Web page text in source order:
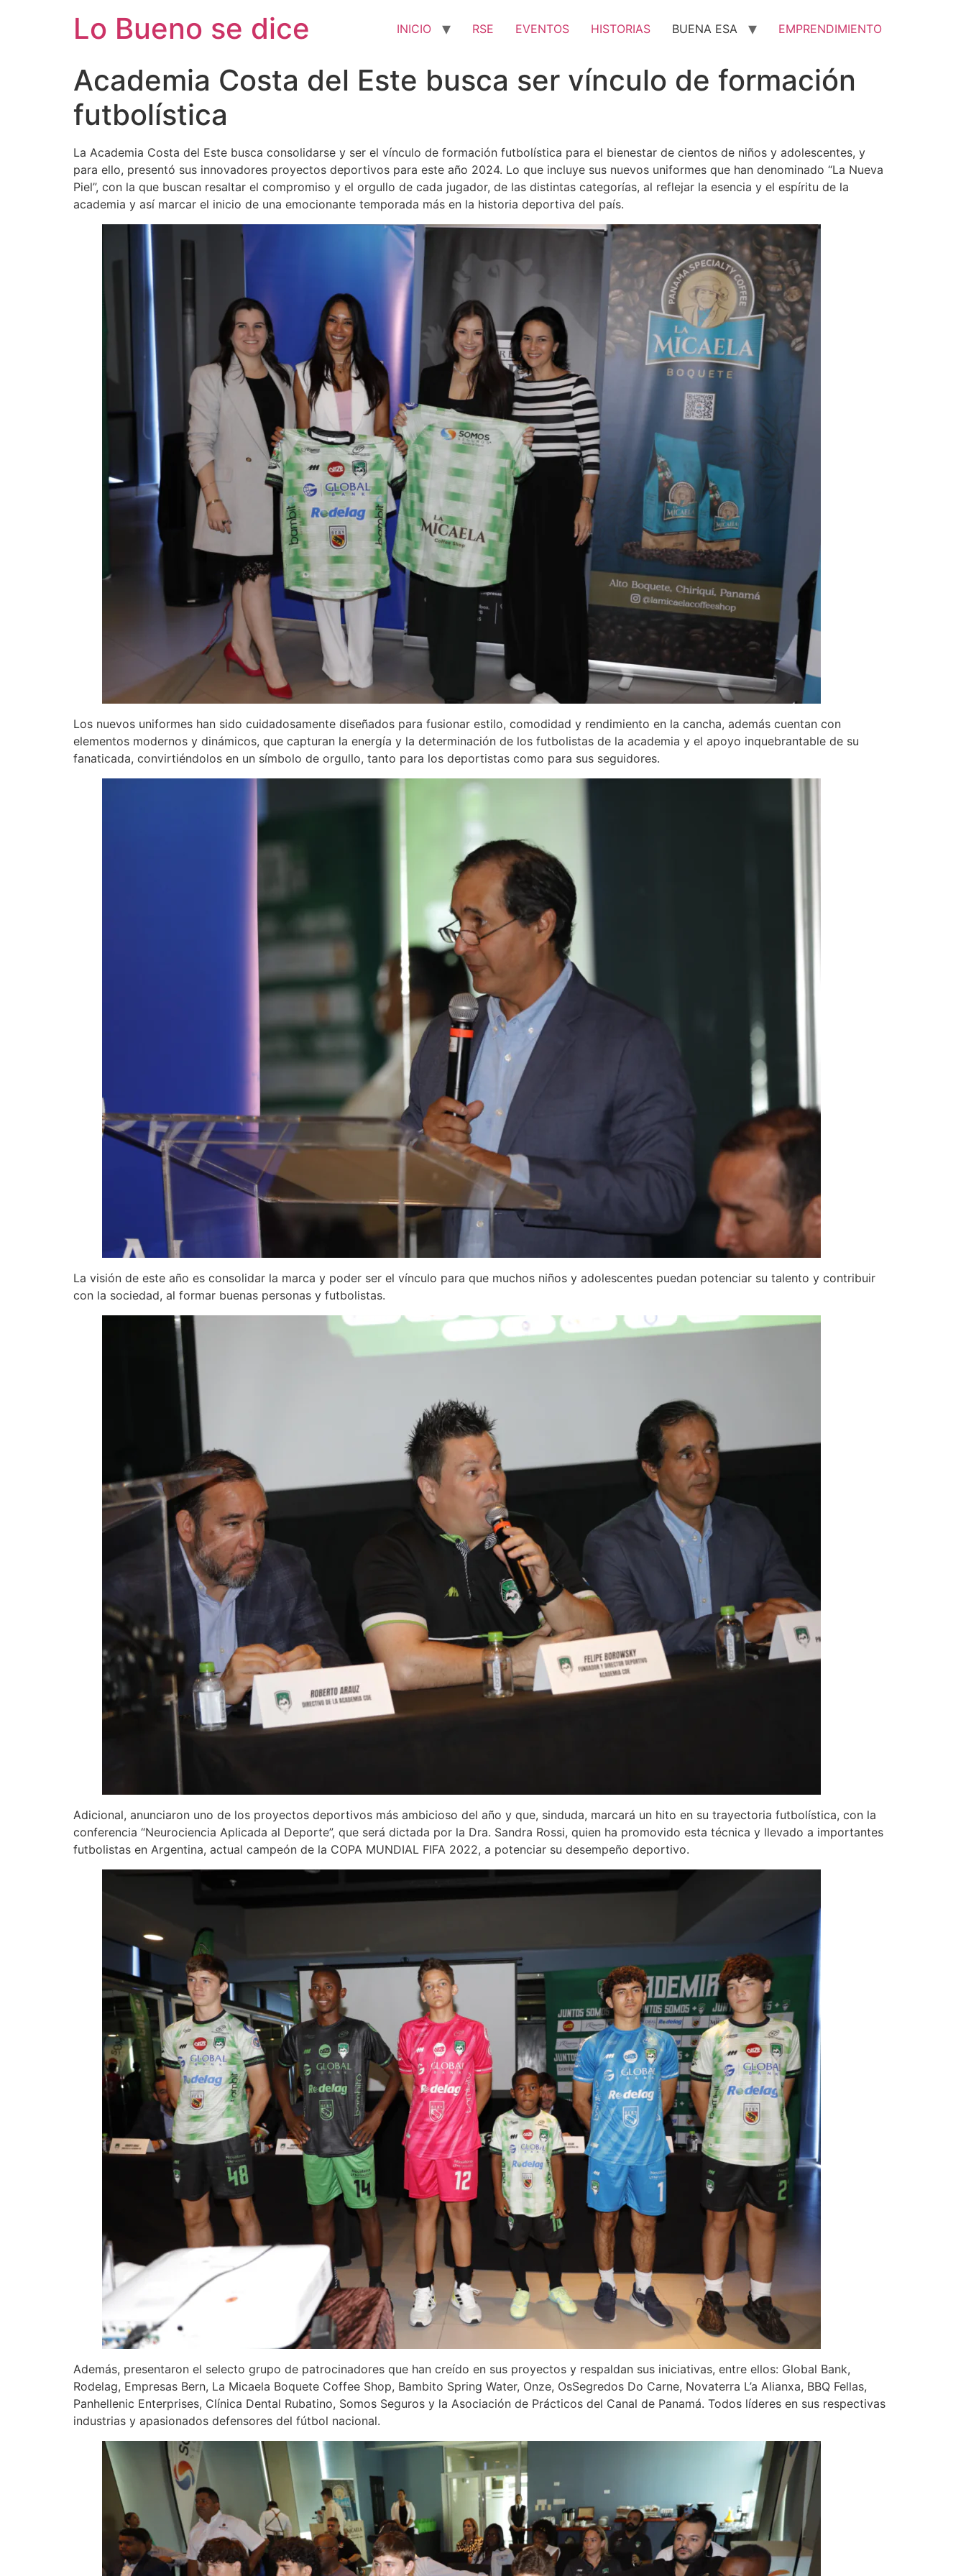
Lo Bueno se dice INICIO RSE EVENTOS HISTORIAS BUENA ESA EMPRENDIMIENTO
Academia Costa del Este busca ser vínculo de formación
futbolística
La Academia Costa del Este busca consolidarse y ser el vínculo de formación futbolística para el bienestar de cientos de niños y adolescentes, y
para ello, presentó sus innovadores proyectos deportivos para este año 2024. Lo que incluye sus nuevos uniformes que han denominado “La Nueva
Piel”, con la que buscan resaltar el compromiso y el orgullo de cada jugador, de las distintas categorías, al reflejar la esencia y el espíritu de la
academia y así marcar el inicio de una emocionante temporada más en la historia deportiva del país.
Los nuevos uniformes han sido cuidadosamente diseñados para fusionar estilo, comodidad y rendimiento en la cancha, además cuentan con
elementos modernos y dinámicos, que capturan la energía y la determinación de los futbolistas de la academia y el apoyo inquebrantable de su
fanaticada, convirtiéndolos en un símbolo de orgullo, tanto para los deportistas como para sus seguidores.
La visión de este año es consolidar la marca y poder ser el vínculo para que muchos niños y adolescentes puedan potenciar su talento y contribuir
con la sociedad, al formar buenas personas y futbolistas.
Adicional, anunciaron uno de los proyectos deportivos más ambicioso del año y que, sinduda, marcará un hito en su trayectoria futbolística, con la
conferencia “Neurociencia Aplicada al Deporte”, que será dictada por la Dra. Sandra Rossi, quien ha promovido esta técnica y llevado a importantes
futbolistas en Argentina, actual campeón de la COPA MUNDIAL FIFA 2022, a potenciar su desempeño deportivo.
Además, presentaron el selecto grupo de patrocinadores que han creído en sus proyectos y respaldan sus iniciativas, entre ellos: Global Bank,
Rodelag, Empresas Bern, La Micaela Boquete Coffee Shop, Bambito Spring Water, Onze, OsSegredos Do Carne, Novaterra L’a Alianxa, BBQ Fellas,
Panhellenic Enterprises, Clínica Dental Rubatino, Somos Seguros y la Asociación de Prácticos del Canal de Panamá. Todos líderes en sus respectivas
industrias y apasionados defensores del fútbol nacional.